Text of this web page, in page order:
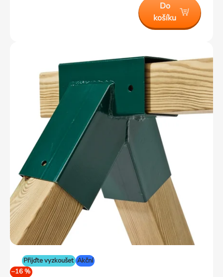
Do
košíku
Přijďte vyzkoušet Akční
–16 %